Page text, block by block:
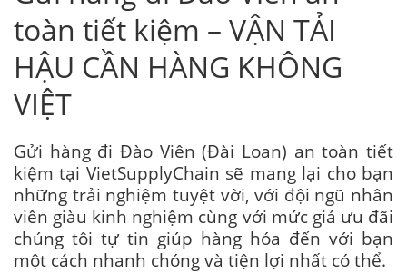
toàn tiết kiệm – VẬN TẢI
HẬU CẦN HÀNG KHÔNG
VIỆT
Gửi hàng đi Đào Viên (Đài Loan) an toàn tiết
kiệm tại VietSupplyChain sẽ mang lại cho bạn
những trải nghiệm tuyệt vời, với đội ngũ nhân
viên giàu kinh nghiệm cùng với mức giá ưu đãi
chúng tôi tự tin giúp hàng hóa đến với bạn
một cách nhanh chóng và tiện lợi nhất có thể.